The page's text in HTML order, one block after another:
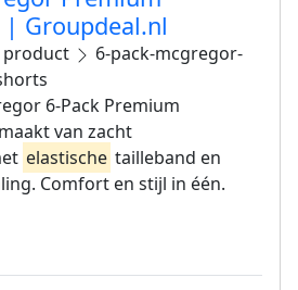
Groupdeal.nl
product
6-pack-mcgregor-
6-Pack Premium
van zacht
elastische tailleband en
Comfort en stijl in één.